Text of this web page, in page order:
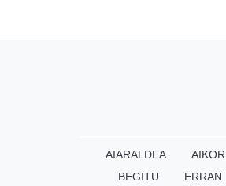
AIARALDEA AIKOR
BEGITU
ERRAN